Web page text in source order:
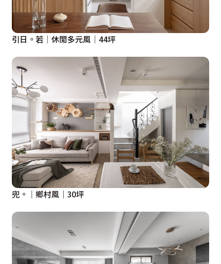
引日。若│休閒多元風│44坪
兜。｜鄉村風｜30坪